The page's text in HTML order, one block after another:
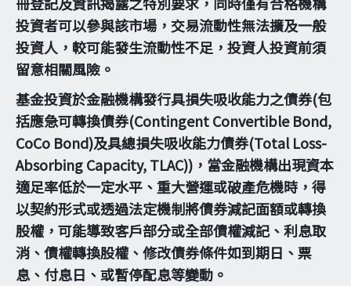
投資者可以參與該市場，交易流動性無法擴及一般
投資人，較可能發生流動性不足，投資人投資前須
留意相關風險。
基金投資於金融機構發行具損失吸收能力之債券(包
括應急可轉換債券(Contingent Convertible Bond,
CoCo Bond)及具總損失吸收能力債券(Total Loss-
Absorbing Capacity, TLAC))，當金融機構出現資本
適足率低於一定水平、重大營運或破產危機時，得
以契約形式或透過法定機制將債券減記面額或轉換
股權，可能導致客戶部分或全部債權減記、利息取
消、債權轉換股權、修改債券條件如到期日、票
息、付息日、或暫停配息等變動。